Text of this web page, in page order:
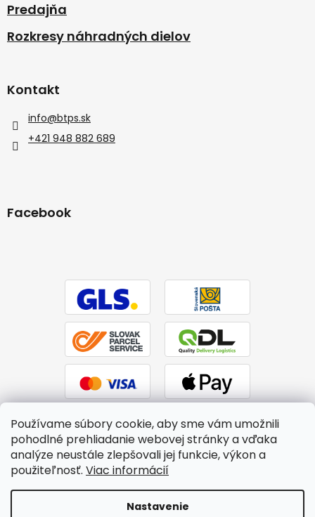
Používame súbory cookie, aby sme vám umožnili
pohodlné prehliadanie webovej stránky a vďaka
analýze neustále zlepšovali jej funkcie, výkon a
použiteľnosť. Viac informácií
Nastavenie
Predajňa
Rozkresy náhradných dielov
Kontakt
info@btps.sk
+421 948 882 689
Facebook